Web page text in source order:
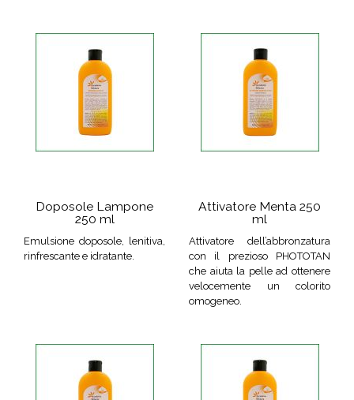
Doposole Lampone
250 ml
Emulsione doposole, lenitiva,
rinfrescante e idratante.
Attivatore Menta 250
ml
Attivatore dell’abbronzatura
con il prezioso PHOTOTAN
che aiuta la pelle ad ottenere
velocemente un colorito
omogeneo.